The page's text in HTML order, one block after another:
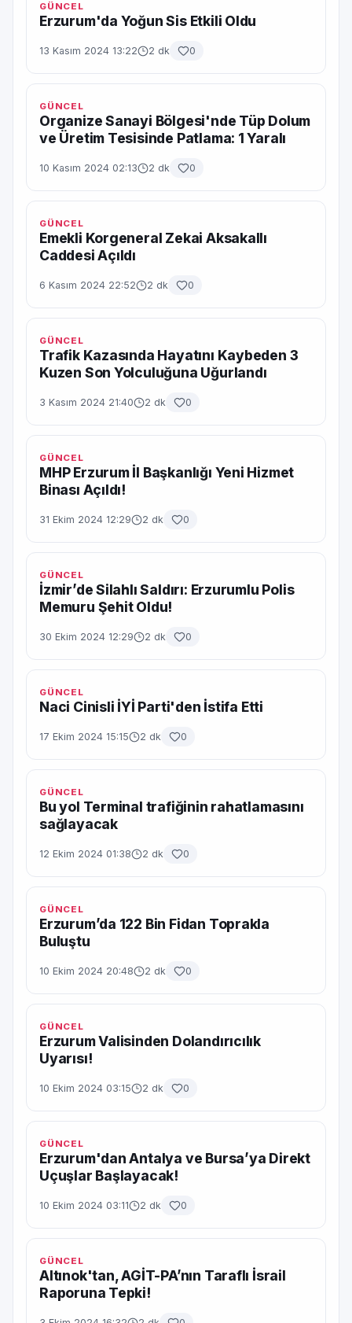
GÜNCEL
Erzurum'da Yoğun Sis Etkili Oldu
13 Kasım 2024 13:22 2 dk 0
GÜNCEL
Organize Sanayi Bölgesi'nde Tüp Dolum
ve Üretim Tesisinde Patlama: 1 Yaralı
10 Kasım 2024 02:13 2 dk 0
GÜNCEL
Emekli Korgeneral Zekai Aksakallı
Caddesi Açıldı
6 Kasım 2024 22:52 2 dk 0
GÜNCEL
Trafik Kazasında Hayatını Kaybeden 3
Kuzen Son Yolculuğuna Uğurlandı
3 Kasım 2024 21:40 2 dk 0
GÜNCEL
MHP Erzurum İl Başkanlığı Yeni Hizmet
Binası Açıldı!
31 Ekim 2024 12:29 2 dk 0
GÜNCEL
İzmir’de Silahlı Saldırı: Erzurumlu Polis
Memuru Şehit Oldu!
30 Ekim 2024 12:29 2 dk 0
GÜNCEL
Naci Cinisli İYİ Parti'den İstifa Etti
17 Ekim 2024 15:15 2 dk 0
GÜNCEL
Bu yol Terminal trafiğinin rahatlamasını
sağlayacak
12 Ekim 2024 01:38 2 dk 0
GÜNCEL
Erzurum’da 122 Bin Fidan Toprakla
Buluştu
10 Ekim 2024 20:48 2 dk 0
GÜNCEL
Erzurum Valisinden Dolandırıcılık
Uyarısı!
10 Ekim 2024 03:15 2 dk 0
GÜNCEL
Erzurum'dan Antalya ve Bursa’ya Direkt
Uçuşlar Başlayacak!
10 Ekim 2024 03:11 2 dk 0
GÜNCEL
Altınok'tan, AGİT-PA’nın Taraflı İsrail
Raporuna Tepki!